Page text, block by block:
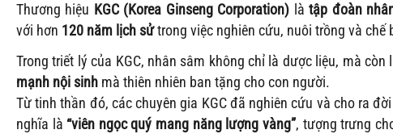
Thương hiệu KGC (Korea Ginseng Corporation) làtập đoàn
với hơn 120 năm lịch sửtrong việc nghiên cứu, nuôi trồng và chế
Trong triết lý của KGC, nhân sâm không chỉ là dược liệu, mà còn
mạnh nội sinh mà thiên nhiên ban tặng cho con người.
Từ tinh thần đó, các chuyên gia KGC đã nghiên cứu và cho ra đời
nghĩa là “viên ngọc quý mang năng lượng vàng”, tượng trưng